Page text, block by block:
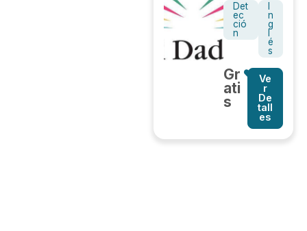
Det
ec
ció
n
n
g
l
é
s
Gr
ati
s
Ve
r
De
tall
es